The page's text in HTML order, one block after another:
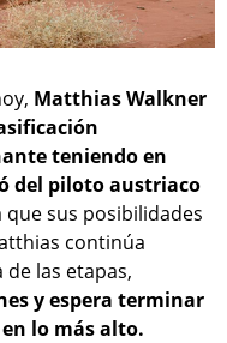
Matthias Walkner
teniendo en
del piloto austriaco
que sus posibilidades
continúa
las etapas,
y espera terminar
lo más alto.